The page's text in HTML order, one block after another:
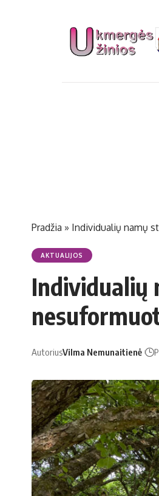
Pradžia » Individualių namų
AKTUALIJOS
Individualių
AutoriusVilma Nemunaitienė